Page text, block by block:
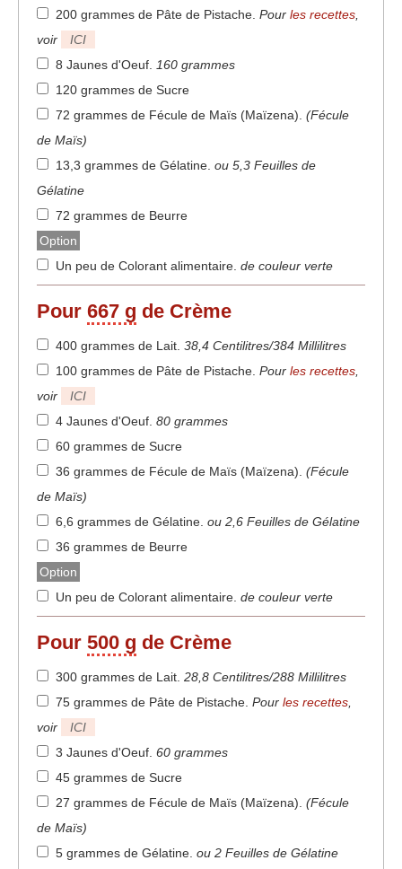
200 grammes de Pâte de Pistache Pour les recettes
voir
ICI
8 Jaunes d'Oeuf
160 grammes
120 grammes de Sucre
72 grammes de Fécule de Maïs (Maïzena) (Fécule
de Maïs)
13,3 grammes de Gélatine ou 5,3 Feuilles de
Gélatine
72 grammes de Beurre
Option
Un peu de Colorant alimentaire de couleur verte
Pour 667 g de Crème
400 grammes de Lait 38,4 Centilitres/384 Millilitres
100 grammes de Pâte de Pistache Pour les recettes
voir
ICI
4 Jaunes d'Oeuf 80 grammes
60 grammes de Sucre
36 grammes de Fécule de Maïs (Maïzena) (Fécule
de Maïs)
6,6 grammes de Gélatine ou 2,6 Feuilles de Gélatine
36 grammes de Beurre
Option
Un peu de Colorant alimentaire de couleur verte
Pour 500 g de Crème
300 grammes de Lait 28,8 Centilitres/288 Millilitres
75 grammes de Pâte de Pistache Pour les recettes
voir
ICI
3 Jaunes d'Oeuf 60 grammes
45 grammes de Sucre
27 grammes de Fécule de Maïs (Maïzena) (Fécule
de Maïs)
5 grammes de Gélatine ou 2 Feuilles de Gélatine